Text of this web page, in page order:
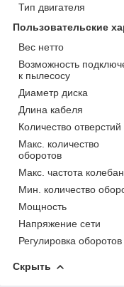
Тип двигателя
Пользовательские
Вес нетто
Возможность
к пылесосу
Диаметр диска
Длина кабеля
Количество отверстий
Макс. количество
оборотов
Макс. частота
Мин. количество
Мощность
Напряжение сети
Регулировка оборотов
Скрыть